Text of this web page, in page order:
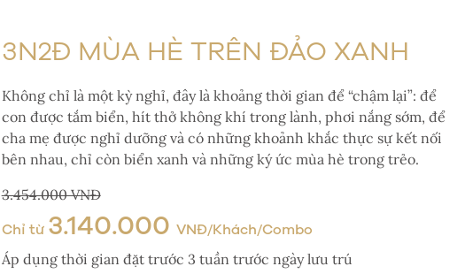
3N2Đ MÙA HÈ TRÊN ĐẢO XANH
Không chỉ là một kỳ nghỉ, đây là khoảng thời gian để “chậm lại”: để
con được tắm biển, hít thở không khí trong lành, phơi nắng sớm, để
cha mẹ được nghỉ dưỡng và có những khoảnh khắc thực sự kết nối
bên nhau, chỉ còn biển xanh và những ký ức mùa hè trong trẻo.
3.454.000 VNĐ
Chỉ từ 3.140.000 VNĐ/Khách/Combo
Áp dụng thời gian đặt trước 3 tuần trước ngày lưu trú